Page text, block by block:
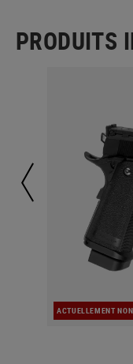
PRODUITS
ACTUELLEMENT